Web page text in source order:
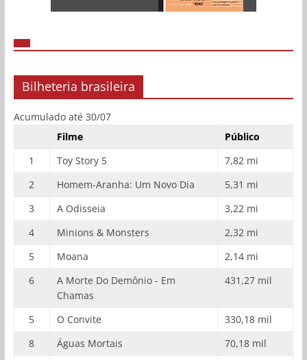
Bilheteria brasileira
Acumulado até 30/07
Filme
Público
1
Toy Story 5
7,82 mi
2
Homem-Aranha: Um Novo Dia
5,31 mi
3
A Odisseia
3,22 mi
4
Minions & Monsters
2,32 mi
5
Moana
2,14 mi
6
A Morte Do Demônio - Em
Chamas
431,27 mil
5 O Convite
330,18 mil
8
Águas Mortais
70,18 mil